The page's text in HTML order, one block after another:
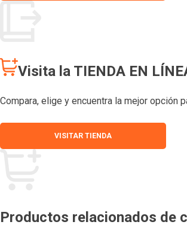
Visita la TIENDA EN
Compara, elige y encuentra la mejor opción
VISITAR TIENDA
Productos relacionados de